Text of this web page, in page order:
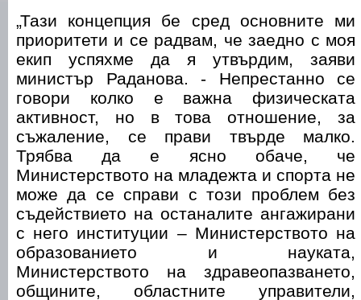
„Тази концепция бе сред основните ми
приоритети и се радвам, че заедно с моя
екип успяхме да я утвърдим, заяви
министър Раданова. - Непрестанно се
говори колко е важна физическата
активност, но в това отношение, за
съжаление, се прави твърде малко.
Трябва да е ясно обаче, че
Mинистерството на младежта и спорта не
може да се справи с този проблем без
съдействието на останалите ангажирани
с него институции – Министерството на
образованието и науката,
Министерството на здравеопазването,
общините, областните управители,